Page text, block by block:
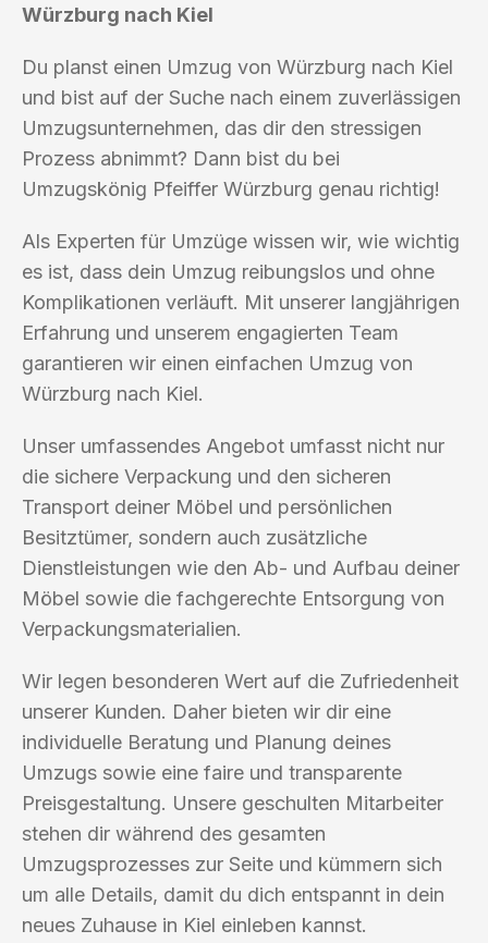
Würzburg nach Kiel
Du planst einen Umzug von Würzburg nach Kiel
und bist auf der Suche nach einem zuverlässigen
Umzugsunternehmen, das dir den stressigen
Prozess abnimmt? Dann bist du bei
Umzugskönig Pfeiffer Würzburg genau richtig!
Als Experten für Umzüge wissen wir, wie wichtig
es ist, dass dein Umzug reibungslos und ohne
Komplikationen verläuft. Mit unserer langjährigen
Erfahrung und unserem engagierten Team
garantieren wir einen einfachen Umzug von
Würzburg nach Kiel.
Unser umfassendes Angebot umfasst nicht nur
die sichere Verpackung und den sicheren
Transport deiner Möbel und persönlichen
Besitztümer, sondern auch zusätzliche
Dienstleistungen wie den Ab- und Aufbau deiner
Möbel sowie die fachgerechte Entsorgung von
Verpackungsmaterialien.
Wir legen besonderen Wert auf die Zufriedenheit
unserer Kunden. Daher bieten wir dir eine
individuelle Beratung und Planung deines
Umzugs sowie eine faire und transparente
Preisgestaltung. Unsere geschulten Mitarbeiter
stehen dir während des gesamten
Umzugsprozesses zur Seite und kümmern sich
um alle Details, damit du dich entspannt in dein
neues Zuhause in Kiel einleben kannst.